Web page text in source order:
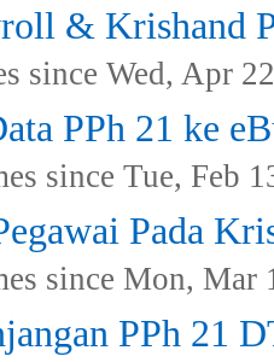
& Krishand
since Wed, Apr
PPh 21 ke
since Tue, Feb
Pada
since Mon, Mar
PPh 21